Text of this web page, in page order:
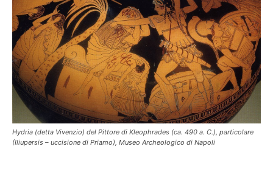
Hydria (detta Vivenzio) del Pittore di Kleophrades (ca. 490 a. C.), particolare
(Iliupersis – uccisione di Priamo), Museo Archeologico di Napoli